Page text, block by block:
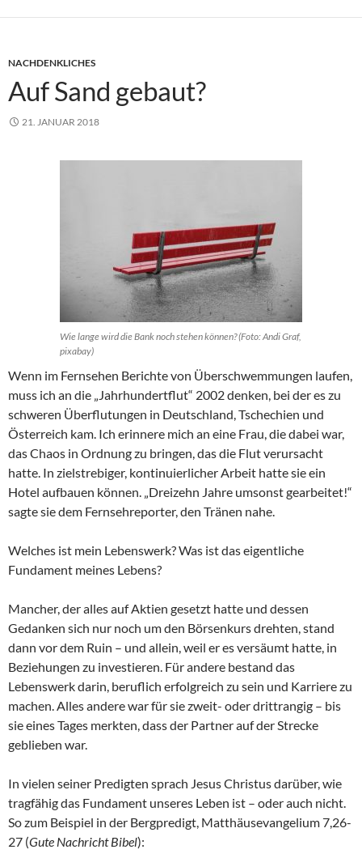
NACHDENKLICHES
Auf Sand gebaut?
21. JANUAR 2018
Wie lange wird die Bank noch stehen können? (Foto: Andi Graf,
pixabay)
Wenn im Fernsehen Berichte von Überschwemmungen laufen,
muss ich an die „Jahrhundertflut“ 2002 denken, bei der es zu
schweren Überflutungen in Deutschland, Tschechien und
Österreich kam. Ich erinnere mich an eine Frau, die dabei war,
das Chaos in Ordnung zu bringen, das die Flut verursacht
hatte. In zielstrebiger, kontinuierlicher Arbeit hatte sie ein
Hotel aufbauen können. „Dreizehn Jahre umsonst gearbeitet!“
sagte sie dem Fernsehreporter, den Tränen nahe.
Welches ist mein Lebenswerk? Was ist das eigentliche
Fundament meines Lebens?
Mancher, der alles auf Aktien gesetzt hatte und dessen
Gedanken sich nur noch um den Börsenkurs drehten, stand
dann vor dem Ruin – und allein, weil er es versäumt hatte, in
Beziehungen zu investieren. Für andere bestand das
Lebenswerk darin, beruflich erfolgreich zu sein und Karriere zu
machen. Alles andere war für sie zweit- oder drittrangig – bis
sie eines Tages merkten, dass der Partner auf der Strecke
geblieben war.
In vielen seiner Predigten sprach Jesus Christus darüber, wie
tragfähig das Fundament unseres Leben ist – oder auch nicht.
So zum Beispiel in der Bergpredigt, Matthäusevangelium 7,26-
27 (Gute Nachricht Bibel):